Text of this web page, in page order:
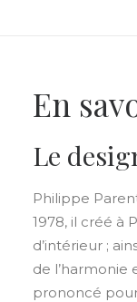
En
Le
Philippe
1978, il créé à
d’intérieur ;
de
prononcé